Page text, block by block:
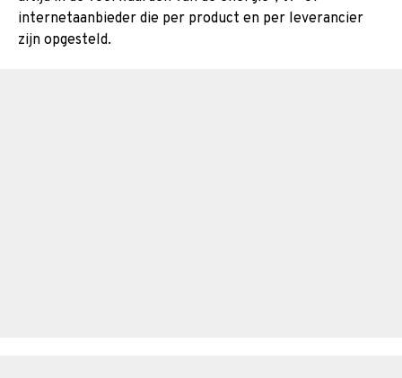
internetaanbieder die per product en per leverancier
zijn opgesteld.